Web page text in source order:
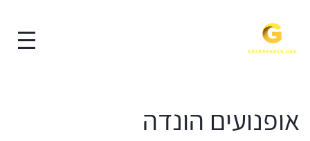
אופנועים הונדה